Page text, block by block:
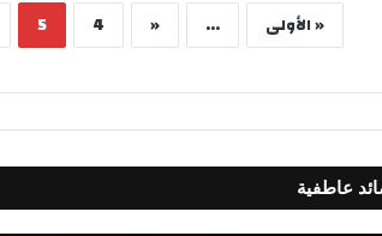
« الأولى ...
«
4
5
عاطفية